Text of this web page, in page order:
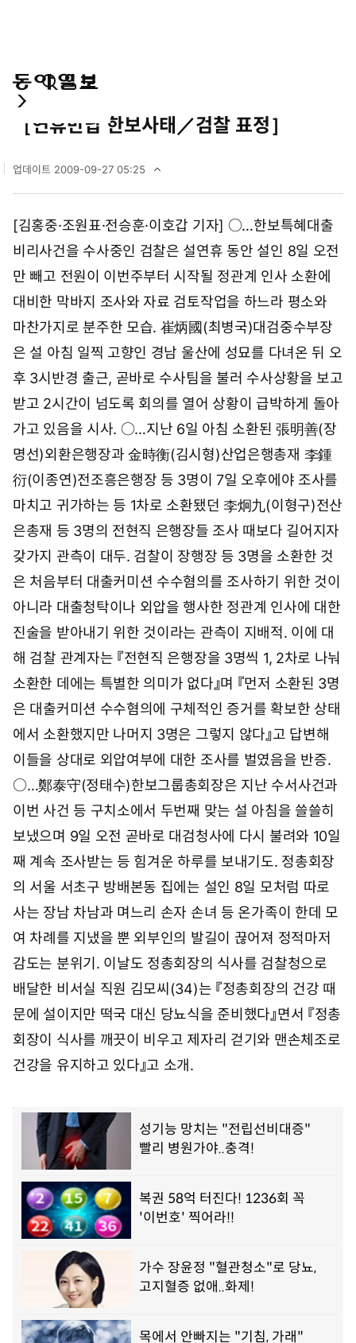
통
검
마
페
지
전
메
펼
기
사회
［연휴반납 한보사태／검찰 표정］
업데이트 2009-09-27 05:25
9
년
월
7
일
0
5
2
5
분
[김홍중·조원표·전승훈·이호갑 기자] ○…한보특혜대출
비리사건을 수사중인 검찰은 설연휴 동안 설인 8일 오전
만 빼고 전원이 이번주부터 시작될 정관계 인사 소환에
대비한 막바지 조사와 자료 검토작업을 하느라 평소와
마찬가지로 분주한 모습. 崔炳國(최병국)대검중수부장
은 설 아침 일찍 고향인 경남 울산에 성묘를 다녀온 뒤 오
후 3시반경 출근, 곧바로 수사팀을 불러 수사상황을 보고
받고 2시간이 넘도록 회의를 열어 상황이 급박하게 돌아
가고 있음을 시사. ○…지난 6일 아침 소환된 張明善(장
명선)외환은행장과 金時衡(김시형)산업은행총재 李鍾
衍(이종연)전조흥은행장 등 3명이 7일 오후에야 조사를
마치고 귀가하는 등 1차로 소환됐던 李炯九(이형구)전산
은총재 등 3명의 전현직 은행장들 조사 때보다 길어지자
갖가지 관측이 대두. 검찰이 장행장 등 3명을 소환한 것
은 처음부터 대출커미션 수수혐의를 조사하기 위한 것이
아니라 대출청탁이나 외압을 행사한 정관계 인사에 대한
진술을 받아내기 위한 것이라는 관측이 지배적. 이에 대
해 검찰 관계자는 『전현직 은행장을 3명씩 1, 2차로 나눠
소환한 데에는 특별한 의미가 없다』며 『먼저 소환된 3명
은 대출커미션 수수혐의에 구체적인 증거를 확보한 상태
에서 소환했지만 나머지 3명은 그렇지 않다』고 답변해
이들을 상대로 외압여부에 대한 조사를 벌였음을 반증.
○…鄭泰守(정태수)한보그룹총회장은 지난 수서사건과
이번 사건 등 구치소에서 두번째 맞는 설 아침을 쓸쓸히
보냈으며 9일 오전 곧바로 대검청사에 다시 불려와 10일
째 계속 조사받는 등 힘겨운 하루를 보내기도. 정총회장
의 서울 서초구 방배본동 집에는 설인 8일 모처럼 따로
사는 장남 차남과 며느리 손자 손녀 등 온가족이 한데 모
여 차례를 지냈을 뿐 외부인의 발길이 끊어져 정적마저
감도는 분위기. 이날도 정총회장의 식사를 검찰청으로
배달한 비서실 직원 김모씨(34)는 『정총회장의 건강 때
문에 설이지만 떡국 대신 당뇨식을 준비했다』면서 『정총
회장이 식사를 깨끗이 비우고 제자리 걷기와 맨손체조로
건강을 유지하고 있다』고 소개.